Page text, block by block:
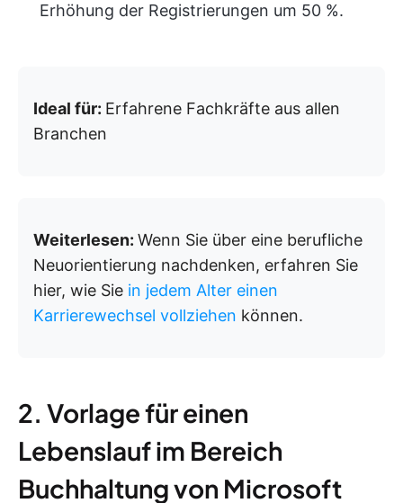
Erhöhung der Registrierungen um 50 %.
Ideal für: Erfahrene Fachkräfte aus allen
Branchen
Weiterlesen: Wenn Sie über eine berufliche
Neuorientierung nachdenken, erfahren Sie
hier, wie Sie in jedem Alter einen
Karrierewechsel vollziehen können.
2. Vorlage für einen
Lebenslauf im Bereich
Buchhaltung von Microsoft